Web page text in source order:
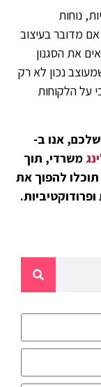
נוחות
אם מדובר בעיצוב
את הסגנון
נכון לא רק
על הלקוחות
אנו ב-
משרדי, תוך
להפוך את